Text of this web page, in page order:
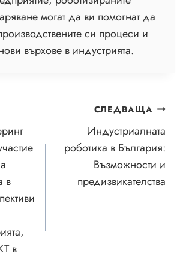
могат да ви помогнат да
си процеси и
върхове в индустрията.
в
в
СЛЕДВАЩА
Индустриалната
роботика в България:
Възможности и
предизвикателства